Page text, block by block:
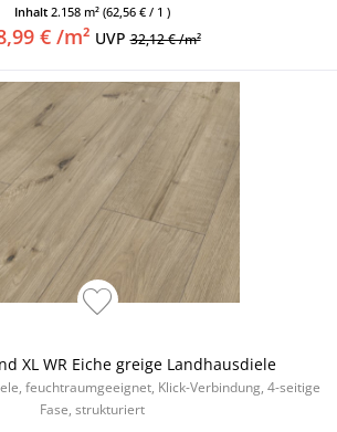
Inhalt 2.158 m² (62,56 € / 1 )
€ /m² UVP32,12 € /m²
XL WR Eiche greige Landhausdiele
feuchtraumgeeignet, Klick-Verbindung, 4-seitige
Fase, strukturiert